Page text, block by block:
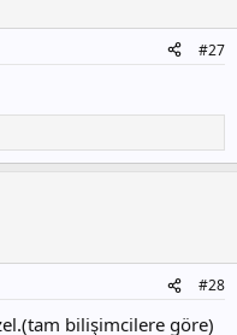
#27
#28
bilişimcilere göre)